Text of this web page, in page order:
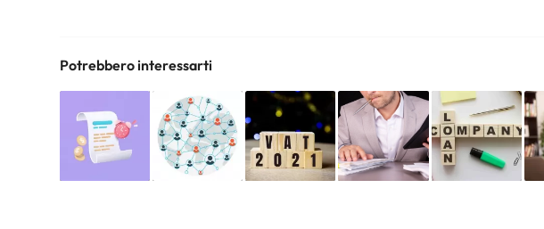
Potrebbero interessarti